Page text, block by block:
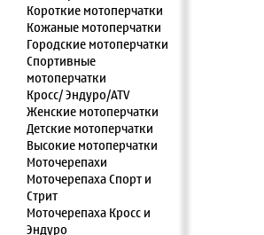
Короткие мотоперчатки
Кожаные мотоперчатки
Городские мотоперчатки
Спортивные
мотоперчатки
Кросс/ Эндуро/ATV
Женские мотоперчатки
Детские мотоперчатки
Высокие мотоперчатки
Моточерепахи
Моточерепаха Спорт и
Стрит
Моточерепаха Кросс и
Эндуро